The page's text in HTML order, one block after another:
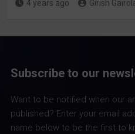
4 years ago Girish
Subscribe to our
Want to be notified when our
published? Enter your email
name below to be the first to
अधिकारी, उत्तराखण्ड के